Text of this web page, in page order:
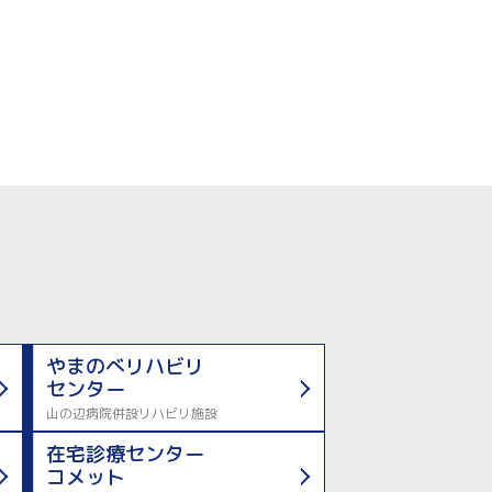
やまのべリハビリ
センター
山の辺病院併設リハビリ施設
在宅診療センター
コメット